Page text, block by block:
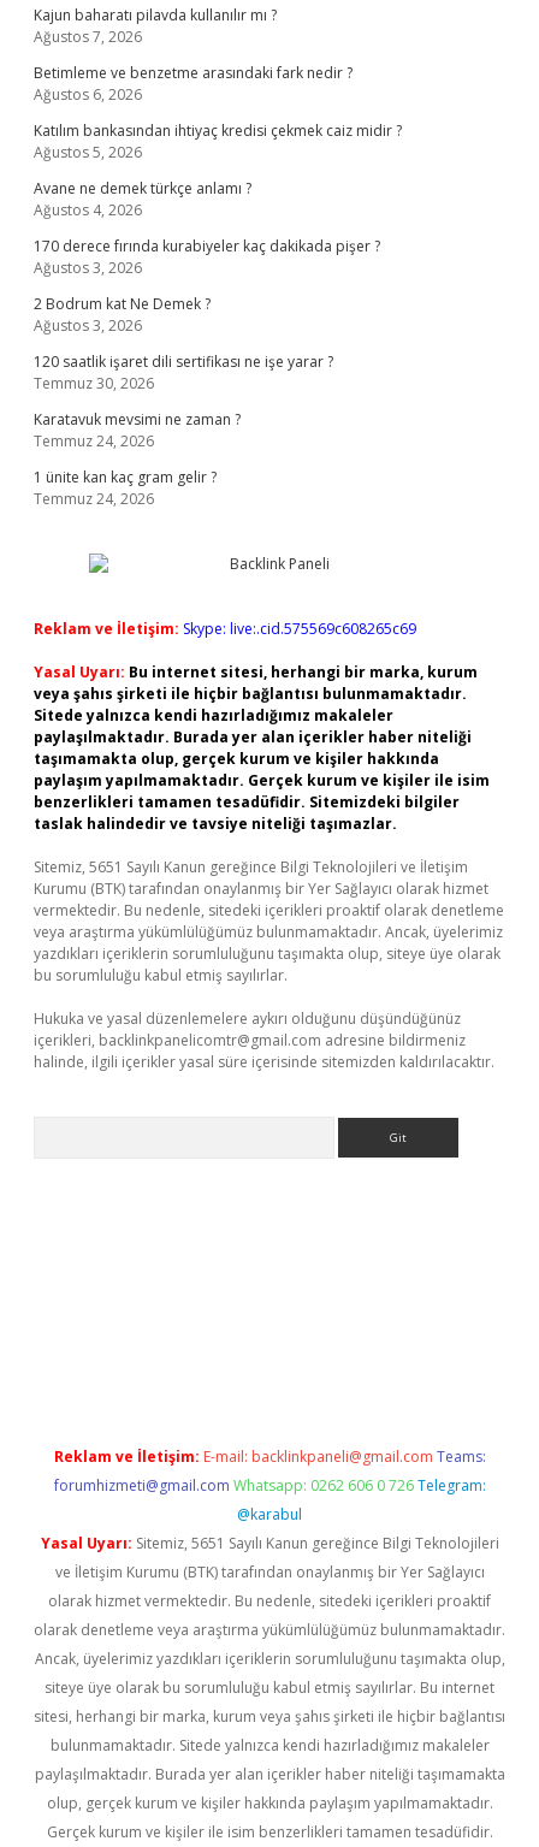
Kajun baharatı pilavda kullanılır mı ?
Ağustos 7, 2026
Betimleme ve benzetme arasındaki fark nedir ?
Ağustos 6, 2026
Katılım bankasından ihtiyaç kredisi çekmek caiz midir ?
Ağustos 5, 2026
Avane ne demek türkçe anlamı ?
Ağustos 4, 2026
170 derece fırında kurabiyeler kaç dakikada pişer ?
Ağustos 3, 2026
2 Bodrum kat Ne Demek ?
Ağustos 3, 2026
120 saatlik işaret dili sertifikası ne işe yarar ?
Temmuz 30, 2026
Karatavuk mevsimi ne zaman ?
Temmuz 24, 2026
1 ünite kan kaç gram gelir ?
Temmuz 24, 2026
Reklam ve İletişim: Skype: live:.cid.575569c608265c69
Yasal Uyarı: Bu internet sitesi, herhangi bir marka, kurum
veya şahıs şirketi ile hiçbir bağlantısı bulunmamaktadır.
Sitede yalnızca kendi hazırladığımız makaleler
paylaşılmaktadır. Burada yer alan içerikler haber niteliği
taşımamakta olup, gerçek kurum ve kişiler hakkında
paylaşım yapılmamaktadır. Gerçek kurum ve kişiler ile isim
benzerlikleri tamamen tesadüfidir. Sitemizdeki bilgiler
taslak halindedir ve tavsiye niteliği taşımazlar.
Sitemiz, 5651 Sayılı Kanun gereğince Bilgi Teknolojileri ve İletişim
Kurumu (BTK) tarafından onaylanmış bir Yer Sağlayıcı olarak hizmet
vermektedir. Bu nedenle, sitedeki içerikleri proaktif olarak denetleme
veya araştırma yükümlülüğümüz bulunmamaktadır. Ancak, üyelerimiz
yazdıkları içeriklerin sorumluluğunu taşımakta olup, siteye üye olarak
bu sorumluluğu kabul etmiş sayılırlar.
Hukuka ve yasal düzenlemelere aykırı olduğunu düşündüğünüz
içerikleri, backlinkpanelicomtr@gmail.com adresine bildirmeniz
halinde, ilgili içerikler yasal süre içerisinde sitemizden kaldırılacaktır.
Reklam ve İletişim: E-mail: backlinkpaneli@gmail.com Teams:
forumhizmeti@gmail.com Whatsapp: 0262 606 0 726 Telegram:
@karabul
Yasal Uyarı: Sitemiz, 5651 Sayılı Kanun gereğince Bilgi Teknolojileri
ve İletişim Kurumu (BTK) tarafından onaylanmış bir Yer Sağlayıcı
olarak hizmet vermektedir. Bu nedenle, sitedeki içerikleri proaktif
olarak denetleme veya araştırma yükümlülüğümüz bulunmamaktadır.
Ancak, üyelerimiz yazdıkları içeriklerin sorumluluğunu taşımakta olup,
siteye üye olarak bu sorumluluğu kabul etmiş sayılırlar. Bu internet
sitesi, herhangi bir marka, kurum veya şahıs şirketi ile hiçbir bağlantısı
bulunmamaktadır. Sitede yalnızca kendi hazırladığımız makaleler
paylaşılmaktadır. Burada yer alan içerikler haber niteliği taşımamakta
olup, gerçek kurum ve kişiler hakkında paylaşım yapılmamaktadır.
Gerçek kurum ve kişiler ile isim benzerlikleri tamamen tesadüfidir.